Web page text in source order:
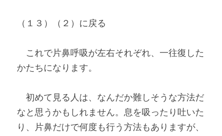
（１３）（２）に戻る
これで片鼻呼吸が左右それぞれ、一往復した
かたちになります。
初めて見る人は、なんだか難しそうな方法だ
なと思うかもしれません。息を吸ったり吐いた
り、片鼻だけで何度も行う方法もありますが、